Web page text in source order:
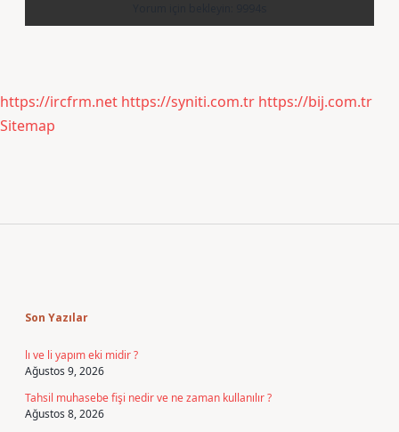
https://ircfrm.net https://syniti.com.tr https://bij.com.tr
Sitemap
Son Yazılar
lı ve li yapım eki midir ?
Ağustos 9, 2026
Tahsil muhasebe fişi nedir ve ne zaman kullanılır ?
Ağustos 8, 2026